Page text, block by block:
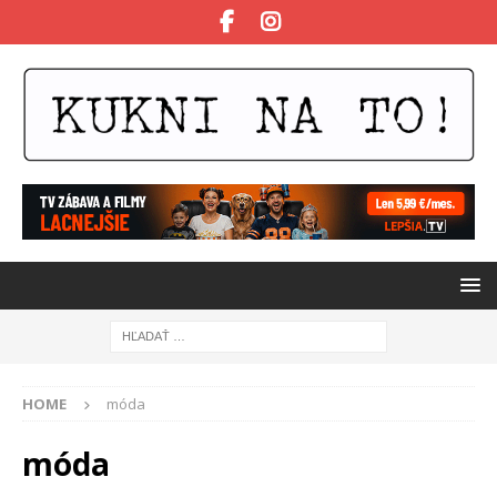
HOME móda
móda